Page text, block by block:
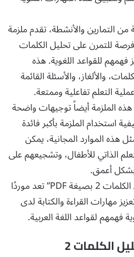
التمارين والأنشطة، تقدم ملزمة
للتمرن على تحليل الكلمات
للقواعد اللغوية. هذه
والألغاز، والأسئلة القائمة
التعلم تفاعلية وممتعة.
الملزمة أيضاً توجيهات واضحة
استخدام الملزمة بأكبر فائدة
هذه الموارد المجانية، يمكن
الذاتي للأطفال، وتشجيعهم على
بشكل أعمق.
في الختام، “ملزمة تحليل الكلمات 2 بصيغة PDF” تعد موردًا
مهارات القراءة والكتابة لدى
فهمهم لقواعد اللغة العربية.
الكلمات 2